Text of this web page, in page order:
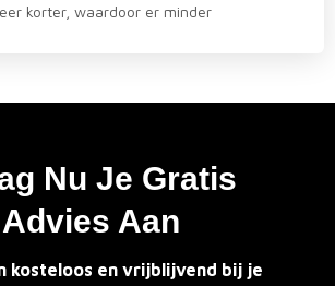
korter, waardoor er minder
Nu Je Gratis
Advies Aan
kosteloos en vrijblijvend bij je